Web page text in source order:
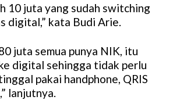
10 juta yang sudah switching
digital,” kata Budi Arie.
juta semua punya NIK, itu
digital sehingga tidak perlu
pakai handphone, QRIS
lanjutnya.